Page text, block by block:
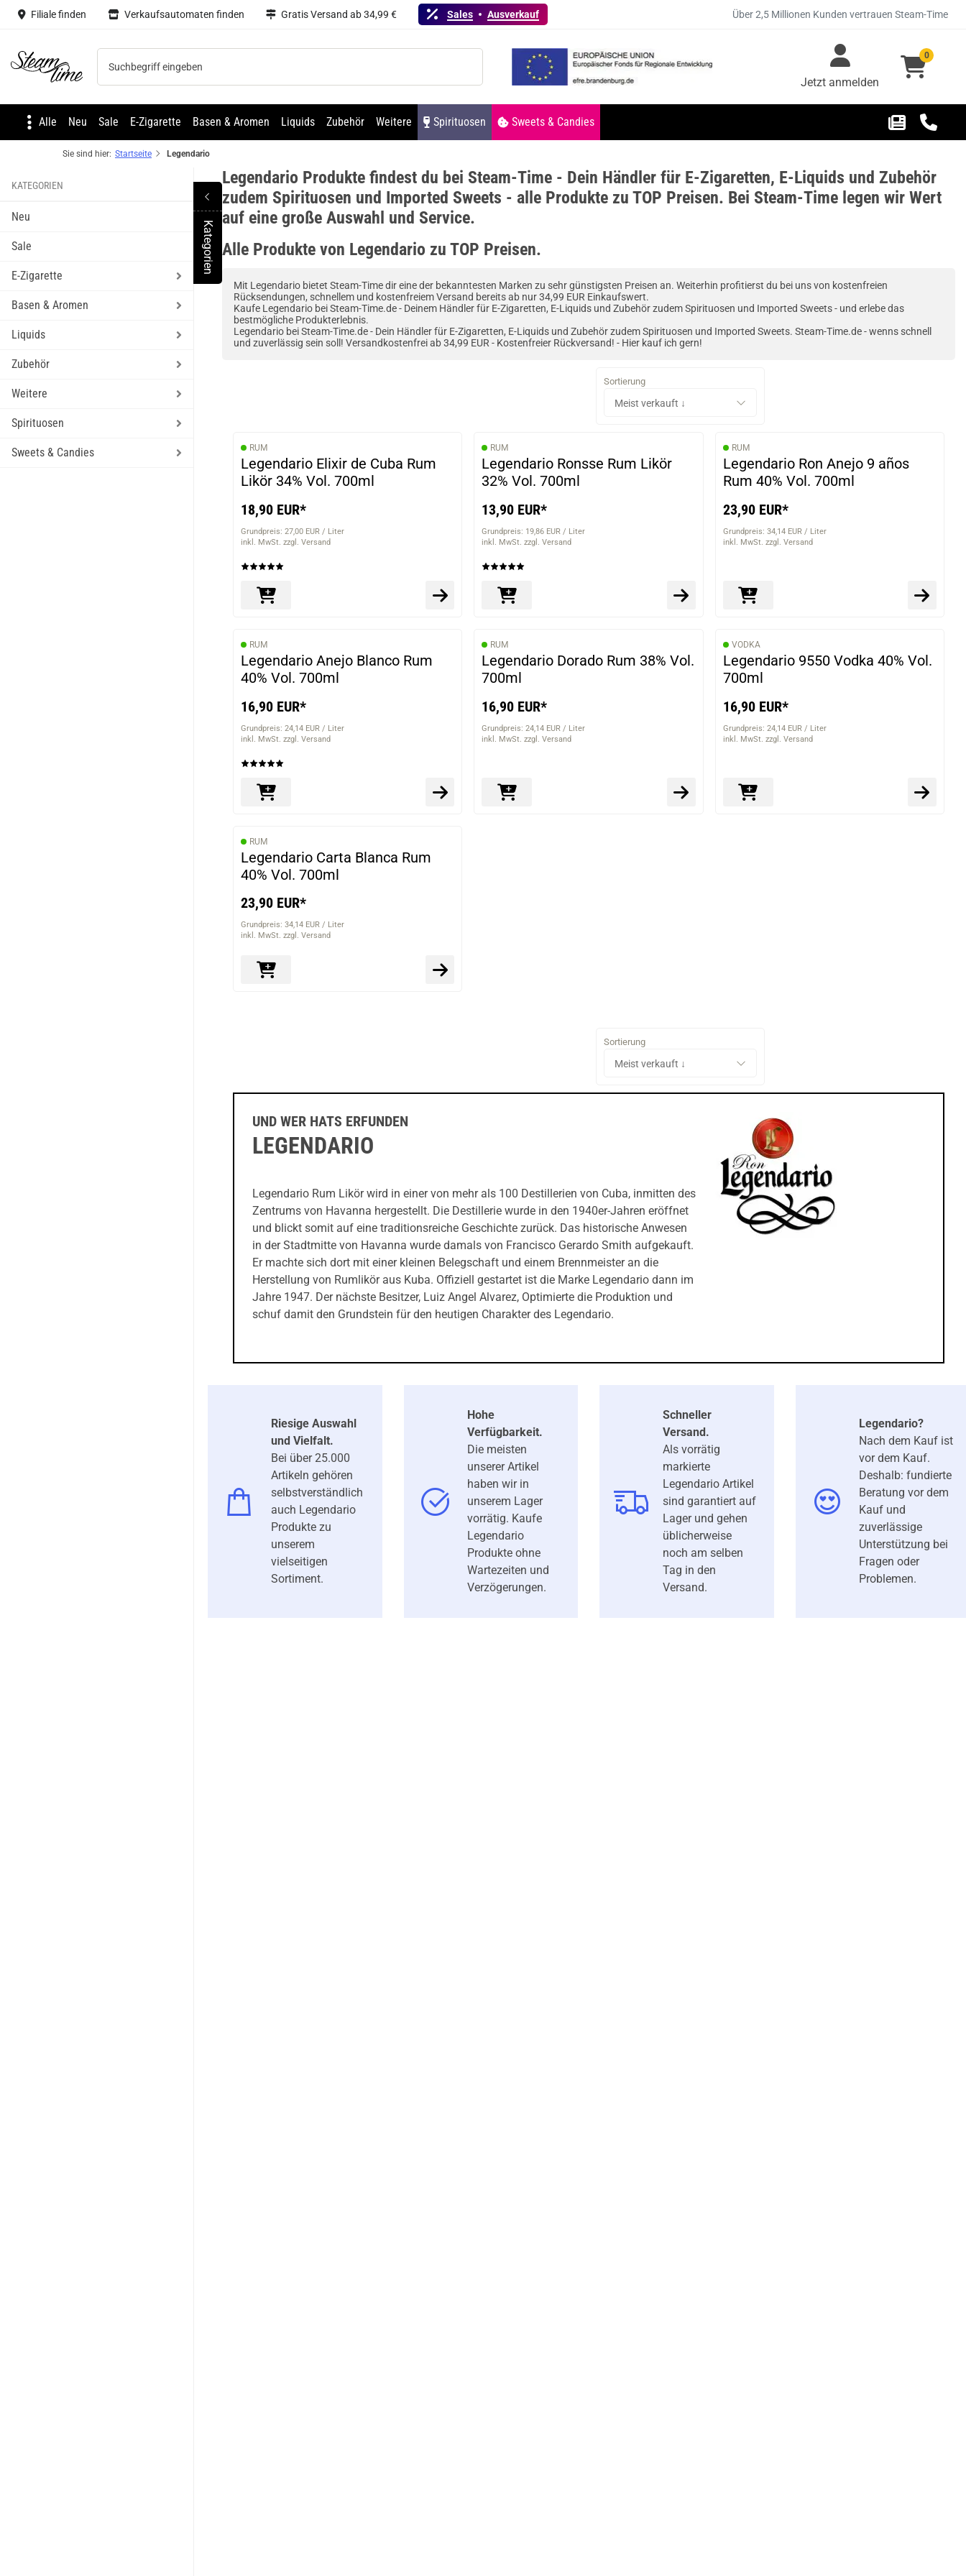
Filiale finden Verkaufsautomaten finden Gratis Versand ab 34,99 € Sales Ausverkauf Über 2,5 Millionen Kunden vertrauen Steam-Time
Steam time Jetzt anmelden
0
Alle Neu Sale E-Zigarette Basen & Aromen Liquids Zubehör Weitere Spirituosen Sweets & Candies
Sie sind hier: Startseite Legendario
KategorienToggle Menu
KATEGORIEN
Neu
Sale
E-Zigarette
Basen & Aromen
Liquids
Zubehör
Weitere
Spirituosen
Sweets & Candies
Legendario Produkte findest du bei Steam-Time - Dein Händler für E-Zigaretten, E-Liquids und Zubehör
zudem Spirituosen und Imported Sweets - alle Produkte zu TOP Preisen. Bei Steam-Time legen wir Wert
auf eine große Auswahl und Service.
Alle Produkte von Legendario zu TOP Preisen.
Mit Legendario bietet Steam-Time dir eine der bekanntesten Marken zu sehr günstigsten Preisen an. Weiterhin profitierst du bei uns von kostenfreien
Rücksendungen, schnellem und kostenfreiem Versand bereits ab nur 34,99 EUR Einkaufswert.
Kaufe Legendario bei Steam-Time.de - Deinem Händler für E-Zigaretten, E-Liquids und Zubehör zudem Spirituosen und Imported Sweets - und erlebe das
bestmögliche Produkterlebnis.
Legendario bei Steam-Time.de - Dein Händler für E-Zigaretten, E-Liquids und Zubehör zudem Spirituosen und Imported Sweets. Steam-Time.de - wenns schnell
und zuverlässig sein soll! Versandkostenfrei ab 34,99 EUR - Kostenfreier Rückversand! - Hier kauf ich gern!
Sortierung
RUM
Legendario Elixir de Cuba Rum
Likör 34% Vol. 700ml
18,90 EUR*
Grundpreis: 27,00 EUR / Liter
inkl. MwSt. zzgl. Versand
RUM
Legendario Ronsse Rum Likör
32% Vol. 700ml
13,90 EUR*
Grundpreis: 19,86 EUR / Liter
inkl. MwSt. zzgl. Versand
RUM
Legendario Ron Anejo 9 años
Rum 40% Vol. 700ml
23,90 EUR*
Grundpreis: 34,14 EUR / Liter
inkl. MwSt. zzgl. Versand
RUM
Legendario Anejo Blanco Rum
40% Vol. 700ml
16,90 EUR*
Grundpreis: 24,14 EUR / Liter
inkl. MwSt. zzgl. Versand
RUM
Legendario Dorado Rum 38% Vol.
700ml
16,90 EUR*
Grundpreis: 24,14 EUR / Liter
inkl. MwSt. zzgl. Versand
VODKA
Legendario 9550 Vodka 40% Vol.
700ml
16,90 EUR*
Grundpreis: 24,14 EUR / Liter
inkl. MwSt. zzgl. Versand
RUM
Legendario Carta Blanca Rum
40% Vol. 700ml
23,90 EUR*
Grundpreis: 34,14 EUR / Liter
inkl. MwSt. zzgl. Versand
Sortierung
UND WER HATS ERFUNDEN
LEGENDARIO
Legendario Rum Likör wird in einer von mehr als 100 Destillerien von Cuba, inmitten des
Zentrums von Havanna hergestellt. Die Destillerie wurde in den 1940er-Jahren eröffnet
und blickt somit auf eine traditionsreiche Geschichte zurück. Das historische Anwesen
in der Stadtmitte von Havanna wurde damals von Francisco Gerardo Smith aufgekauft.
Er machte sich dort mit einer kleinen Belegschaft und einem Brennmeister an die
Herstellung von Rumlikör aus Kuba. Offiziell gestartet ist die Marke Legendario dann im
Jahre 1947. Der nächste Besitzer, Luiz Angel Alvarez, Optimierte die Produktion und
schuf damit den Grundstein für den heutigen Charakter des Legendario.
Riesige Auswahl
und Vielfalt.
Bei über 25.000
Artikeln gehören
selbstverständlich
auch Legendario
Produkte zu
unserem
vielseitigen
Sortiment.
Hohe
Verfügbarkeit.
Die meisten
unserer Artikel
haben wir in
unserem Lager
vorrätig. Kaufe
Legendario
Produkte ohne
Wartezeiten und
Verzögerungen.
Schneller
Versand.
Als vorrätig
markierte
Legendario Artikel
sind garantiert auf
Lager und gehen
üblicherweise
noch am selben
Tag in den
Versand.
Legendario?
Nach dem Kauf ist
vor dem Kauf.
Deshalb: fundierte
Beratung vor dem
Kauf und
zuverlässige
Unterstützung bei
Fragen oder
Problemen.